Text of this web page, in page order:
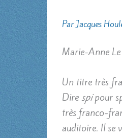
ParJacques
Marie-Anne
Un titre très
Dire spipour
très franco-
auditoire. Il se